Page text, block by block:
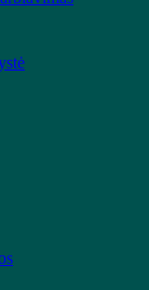
eilučių“ bei
apžvelgti
Visos